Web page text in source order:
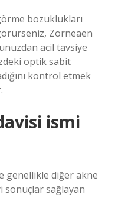
bozuklukları
Zorneäen
acil tavsiye
optik sabit
kontrol etmek
ismi
genellikle diğer akne
sonuçlar sağlayan